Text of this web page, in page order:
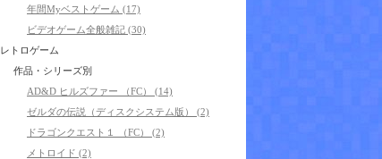
年間Myベストゲーム (17)
ビデオゲーム全般雑記 (30)
レトロゲーム
作品・シリーズ別
AD&D ヒルズファー （FC） (14)
ゼルダの伝説（ディスクシステム版） (2)
ドラゴンクエスト１ （FC） (2)
メトロイド (2)